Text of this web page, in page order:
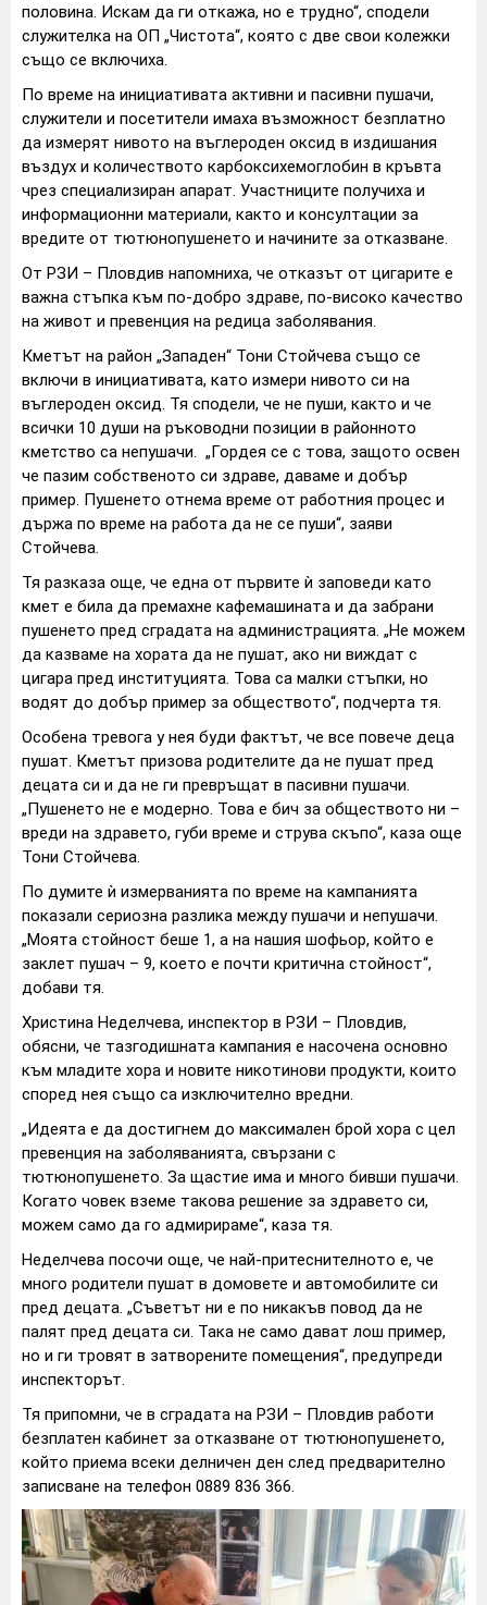
половина. Искам да ги откажа, но е трудно“, сподели
служителка на ОП „Чистота“, която с две свои колежки
също се включиха.
По време на инициативата активни и пасивни пушачи,
служители и посетители имаха възможност безплатно
да измерят нивото на въглероден оксид в издишания
въздух и количеството карбоксихемоглобин в кръвта
чрез специализиран апарат. Участниците получиха и
информационни материали, както и консултации за
вредите от тютюнопушенето и начините за отказване.
От РЗИ – Пловдив напомниха, че отказът от цигарите е
важна стъпка към по-добро здраве, по-високо качество
на живот и превенция на редица заболявания.
Кметът на район „Западен“ Тони Стойчева също се
включи в инициативата, като измери нивото си на
въглероден оксид. Тя сподели, че не пуши, както и че
всички 10 души на ръководни позиции в районното
кметство са непушачи. „Гордея се с това, защото освен
че пазим собственото си здраве, даваме и добър
пример. Пушенето отнема време от работния процес и
държа по време на работа да не се пуши“, заяви
Стойчева.
Тя разказа още, че една от първите ѝ заповеди като
кмет е била да премахне кафемашината и да забрани
пушенето пред сградата на администрацията. „Не можем
да казваме на хората да не пушат, ако ни виждат с
цигара пред институцията. Това са малки стъпки, но
водят до добър пример за обществото“, подчерта тя.
Особена тревога у нея буди фактът, че все повече деца
пушат. Кметът призова родителите да не пушат пред
децата си и да не ги превръщат в пасивни пушачи.
„Пушенето не е модерно. Това е бич за обществото ни –
вреди на здравето, губи време и струва скъпо“, каза още
Тони Стойчева.
По думите ѝ измерванията по време на кампанията
показали сериозна разлика между пушачи и непушачи.
„Моята стойност беше 1, а на нашия шофьор, който е
заклет пушач – 9, което е почти критична стойност“,
добави тя.
Христина Неделчева, инспектор в РЗИ – Пловдив,
обясни, че тазгодишната кампания е насочена основно
към младите хора и новите никотинови продукти, които
според нея също са изключително вредни.
„Идеята е да достигнем до максимален брой хора с цел
превенция на заболяванията, свързани с
тютюнопушенето. За щастие има и много бивши пушачи.
Когато човек вземе такова решение за здравето си,
можем само да го адмирираме“, каза тя.
Неделчева посочи още, че най-притеснителното е, че
много родители пушат в домовете и автомобилите си
пред децата. „Съветът ни е по никакъв повод да не
палят пред децата си. Така не само дават лош пример,
но и ги тровят в затворените помещения“, предупреди
инспекторът.
Тя припомни, че в сградата на РЗИ – Пловдив работи
безплатен кабинет за отказване от тютюнопушенето,
който приема всеки делничен ден след предварително
записване на телефон 0889 836 366.